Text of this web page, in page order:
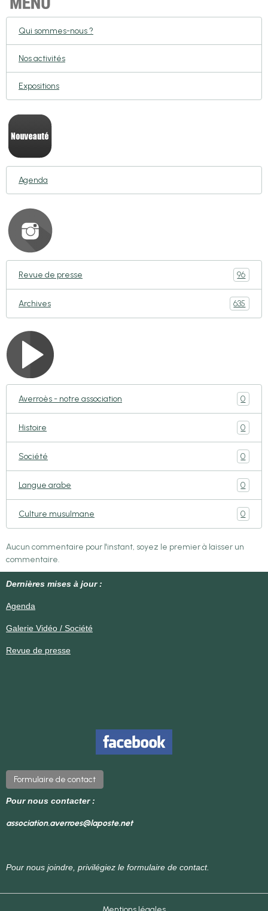
Qui sommes-nous ?
Nos activités
Expositions
Agenda
Revue de presse 96
Archives 635
Averroès - notre association 0
Histoire 0
Société 0
Langue arabe 0
Culture musulmane 0
Aucun commentaire pour l'instant, soyez le premier à laisser un
commentaire.
Dernières mises à jour :
Agenda
Galerie Vidéo / Société
Revue de presse
Formulaire de contact
Pour nous contacter :
association.averroes@laposte.net
Pour nous joindre, privilégiez le formulaire de contact.